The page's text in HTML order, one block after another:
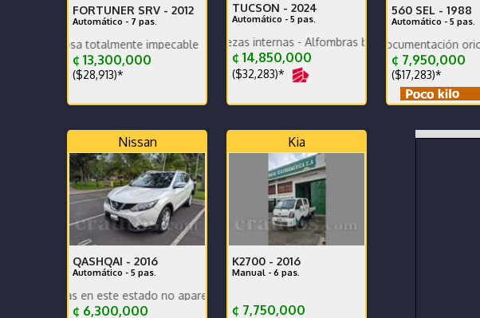
FORTUNER SRV - 2012
Automático - 7 pas.
totalmente impecable
¢ 13,300,000
($28,913)*
TUCSON - 2024
Automático - 5 pas.
PPF para pantalla y piezas internas - Alfombras bandeja - polarizado seguridad
¢ 14,850,000
($32,283)*
560 SEL - 1988
Automático - 5 pas.
Excelente historial y documentación original Soy
¢ 7,950,000
($17,283)*
El vehículo se
Nissan
QASHQAI - 2016
Automático - 5 pas.
en este estado no aparecen con frecuencia
¢ 6,300,000
Kia
K2700 - 2016
Manual - 6 pas.
¢ 7,750,000